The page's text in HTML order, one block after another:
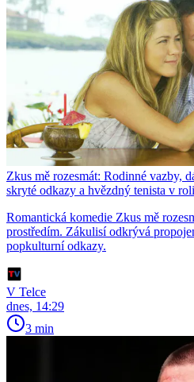
Zkus mě rozesmát: Rodinné vazby,
skryté odkazy a hvězdný tenista v
Romantická komedie Zkus mě
prostředím. Zákulisí odkrývá
popkulturní odkazy.
V Telce
dnes, 14:29
3 min